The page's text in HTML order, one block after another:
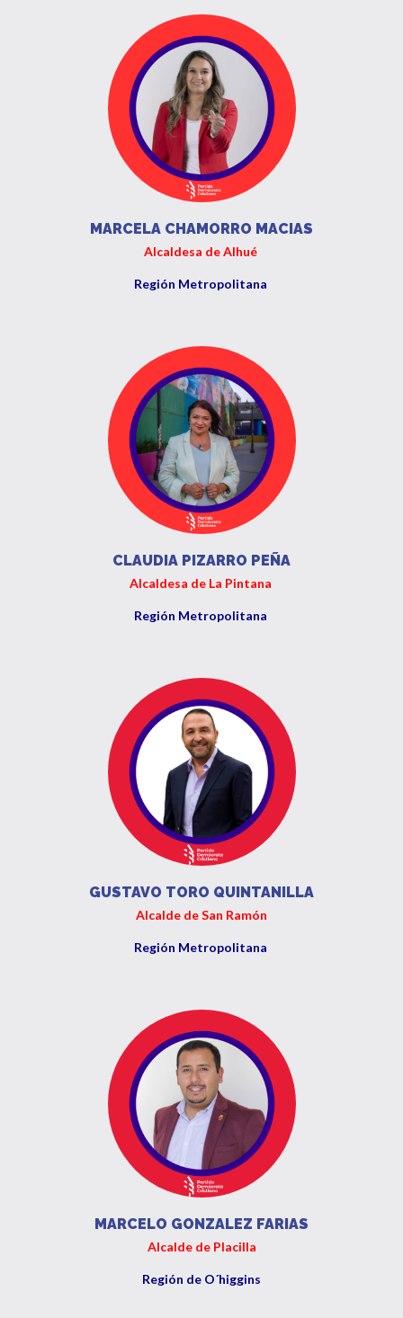
MARCELA CHAMORRO MACIAS
Alcaldesa de Alhué
Región Metropolitana
CLAUDIA PIZARRO PEÑA
Alcaldesa de La Pintana
Región Metropolitana
GUSTAVO TORO QUINTANILLA
Alcalde de San Ramón
Región Metropolitana
MARCELO GONZALEZ FARIAS
Alcalde de Placilla
Región de O´higgins